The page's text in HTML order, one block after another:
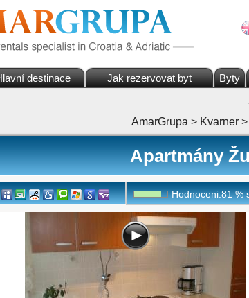
destinace Jak rezervovat byt Byty
AmarGrupa > Kvarner >
Apartmány
Hodnoceni:81%